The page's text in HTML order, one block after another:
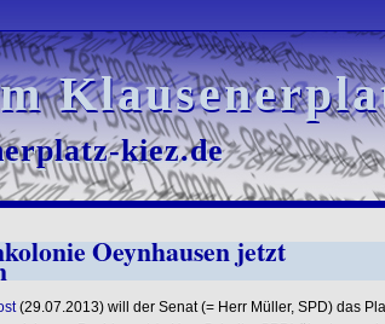
kiez.de
kiez.de
Oeynhausen jetzt
(29.07.2013) will der Senat (= Herr Müller, SPD) das